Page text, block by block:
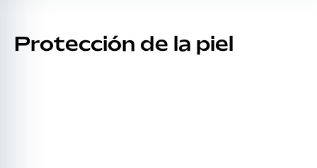
Protección de la piel